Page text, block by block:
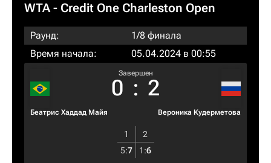
WTA- Credit One Charleston Open
Раунд:
1/8 финала
Время начала:
05.04.2024 в 00:55
Беатрис Хаддад Майя
Завершен
0 : 2
Вероника Кудерметова
1
2
5:7 1 :6